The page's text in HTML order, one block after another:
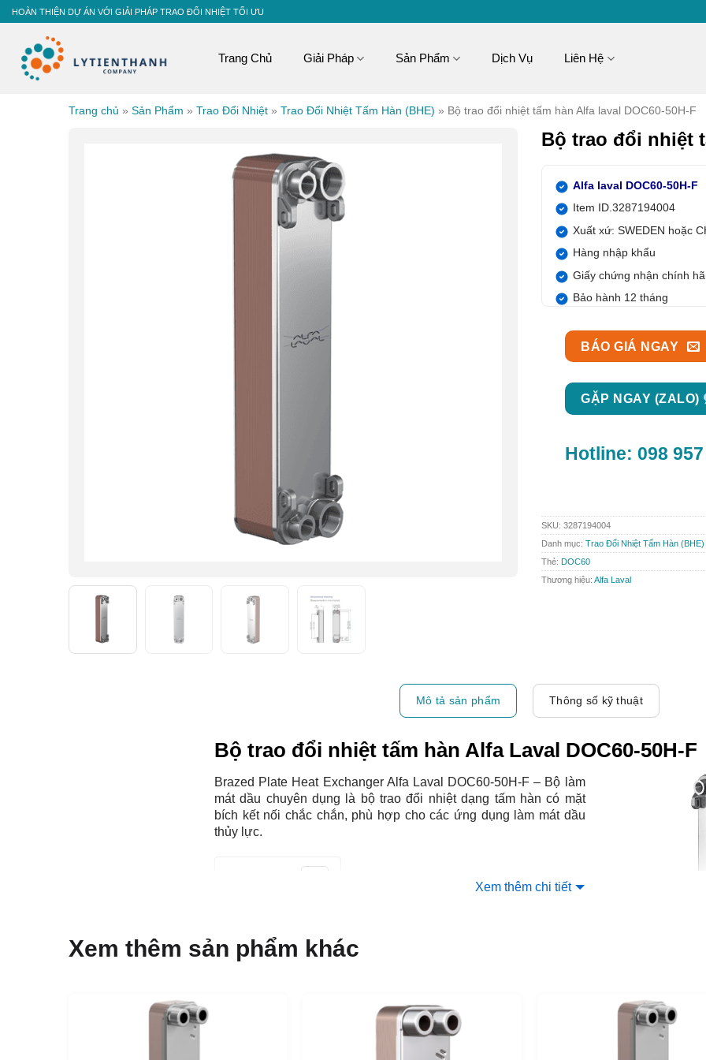
HOÀN THIỆN DỰ ÁN VỚI GIẢI PHÁP TRAO ĐỔI NHIỆT TỐI ƯU
Trang Chủ Giải Pháp Sản Phẩm Dịch Vụ Liên Hệ
Trang chủ » Sản Phẩm » Trao Đổi Nhiệt » Trao Đổi Nhiệt Tấm Hàn (BHE) » Bộ trao đổi nhiệt tấm hàn Alfa laval DOC60-50H-F
Bộ trao đổi nhiệt
Alfa laval DOC60-50H-F
Item ID.3287194004
Xuất xứ: SWEDEN hoặc
Hàng nhập khẩu
Giấy chứng nhận chính
Bảo hành 12 tháng
BÁO GIÁ NGAY
GẶP NGAY (ZALO)
Hotline: 098
SKU: 3287194004
Danh mục: Trao Đổi Nhiệt Tấm Hàn (BHE)
Thẻ: DOC60
Thương hiệu: Alfa Laval
Mô tả sản phẩm Thông số kỹ thuật
Bộ trao đổi nhiệt tấm hàn Alfa Laval DOC60-50H-F
Brazed Plate Heat Exchanger Alfa Laval DOC60-50H-F – Bộ làm
mát dầu chuyên dụng là bộ trao đổi nhiệt dạng tấm hàn có mặt
bích kết nối chắc chắn, phù hợp cho các ứng dụng làm mát dầu
thủy lực.
Laval DOC60-50H-F
Lợi ích của bộ trao đổi nhiệt Alfa Laval DOC60-
Xem thêm chi tiết
Xem thêm sản phẩm khác